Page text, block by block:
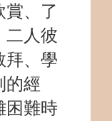
賞、了
二人彼
拜、學
的經
困難時